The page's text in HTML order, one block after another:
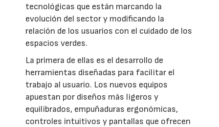
tecnológicas que están marcando la
evolución del sector y modificando la
relación de los usuarios con el cuidado de los
espacios verdes.
La primera de ellas es el desarrollo de
herramientas diseñadas para facilitar el
trabajo al usuario. Los nuevos equipos
apuestan por diseños más ligeros y
equilibrados, empuñaduras ergonómicas,
controles intuitivos y pantallas que ofrecen